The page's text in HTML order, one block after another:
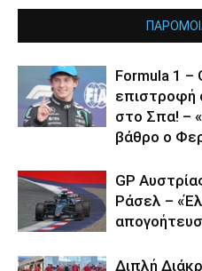
Formula 1 –
επιστροφή
στο Σπα! –
βάθρο ο
GP
Ράσελ –
Διπλή